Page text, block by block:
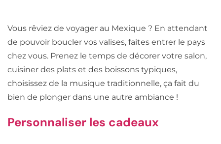
Vous rêviez de voyager au Mexique ? En attendant
de pouvoir boucler vos valises, faites entrer le pays
chez vous. Prenez le temps de décorer votre salon,
cuisiner des plats et des boissons typiques,
choisissez de la musique traditionnelle, ça fait du
bien de plonger dans une autre ambiance !
Personnaliser les cadeaux